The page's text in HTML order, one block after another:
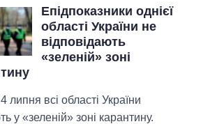
Епідпоказники однієї
області України не
відповідають
«зеленій» зоні
липня всі області України
у «зеленій» зоні карантину.